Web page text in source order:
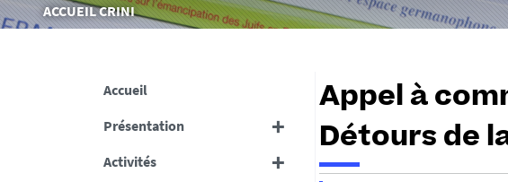
Vous
êtes
ACCUEIL CRINI
Accueil
Présentation
Activités
Appel à
Détours de